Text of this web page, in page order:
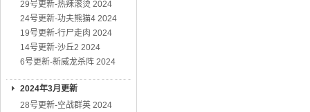
29号更新-热辣滚烫 2024
24号更新-功夫熊猫4 2024
19号更新-行尸走肉 2024
14号更新-沙丘2 2024
6号更新-新威龙杀阵 2024
2024年3月更新
28号更新-空战群英 2024